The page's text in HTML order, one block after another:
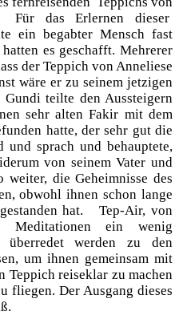
Für das Erlernen dieser
ein begabter Mensch fast
es geschafft. Mehrerer
der Teppich von Anneliese
wäre er zu seinem jetzigen
teilte den Aussteigern
sehr alten Fakir mit dem
hatte, der sehr gut die
und sprach und behauptete,
von seinem Vater und
weiter, die Geheimnisse des
obwohl ihnen schon lange
hat. Tep-Air, von
Meditationen ein wenig
überredet werden zu den
um ihnen gemeinsam mit
Teppich reiseklar zu machen
fliegen. Der Ausgang dieses